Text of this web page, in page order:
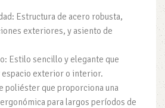
Estructura de acero robusta,
exteriores, y asiento de
Estilo sencillo y elegante que
espacio exterior o interior.
poliéster que proporciona una
para largos períodos de